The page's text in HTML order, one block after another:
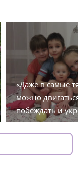
«Даже в самые
можно
побеждать и